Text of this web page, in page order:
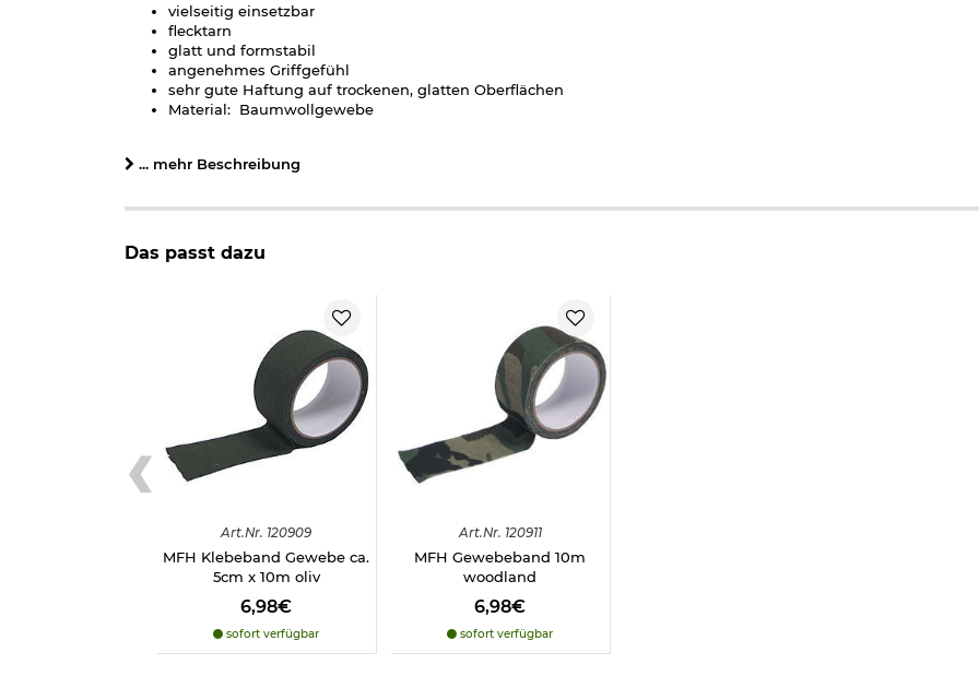
vielseitig einsetzbar
flecktarn
glatt und formstabil
angenehmes Griffgefühl
sehr gute Haftung auf trockenen, glatten Oberflächen
Material: Baumwollgewebe
Marke: MFH
Herstellerinformationen
... mehr Beschreibung
Das passt dazu
Art.Nr. 120909
MFH Klebeband Gewebe ca.
5cm x 10m oliv
6,98€
sofort verfügbar
Art.Nr. 120911
MFH Gewebeband 10m
woodland
6,98€
sofort verfügbar